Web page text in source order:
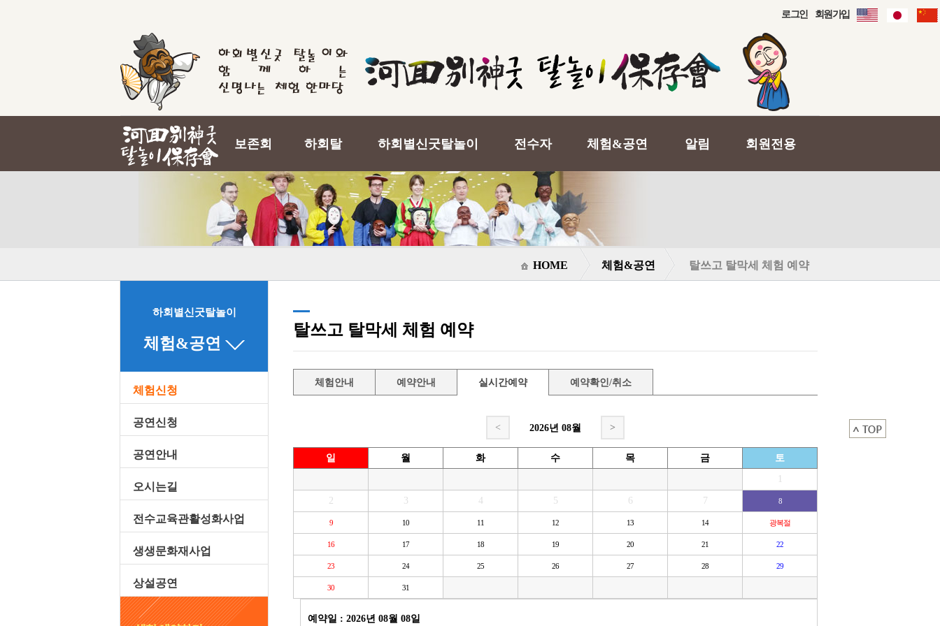
로그인 회원가입
보존회 하회탈 하회별신굿탈놀이 전수자 체험&공연 알림 회원전용
HOME 체험&공연 탈쓰고 탈막세 체험 예약
하회별신굿탈놀이
체험&공연
체험신청
공연신청
공연안내
오시는길
전수교육관활성화사업
생생문화재사업
상설공연
탈쓰고 탈막세 체험 예약
체험안내 예약안내 실시간예약 예약확인/취소
< 2026년 08월 >
일 월 화 수 목 금
토
1
2
3 4 5 6 7 8
9 10 11 12 13 14 광복절
16 17 18 19 20 21 22
23 24 25 26 27 28 29
30 31
예약일 : 2026년 08월 08일